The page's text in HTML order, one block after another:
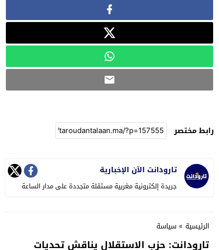
رابط مختصر
تارودانت الآن الإخبارية
جريدة إلكترونية مغربية مستقلة متجددة على مدار الساعة
الرئيسية » سياسة
تارودانت: حزب الاستقلال يناقش تحديات